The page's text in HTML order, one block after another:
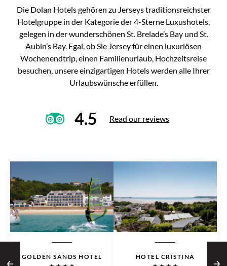
Die Dolan Hotels gehören zu Jerseys traditionsreichster
Hotelgruppe in der Kategorie der 4-Sterne Luxushotels,
gelegen in der wunderschönen St. Brelade’s Bay und St.
Aubin’s Bay. Egal, ob Sie Jersey für einen luxuriösen
Wochenendtrip, einen Familienurlaub, Hochzeitsreise
besuchen, unsere einzigartigen Hotels werden alle Ihrer
Urlaubswünsche erfüllen.
4.5 Read our reviews
GOLDEN SANDS HOTEL HOTEL CRISTINA